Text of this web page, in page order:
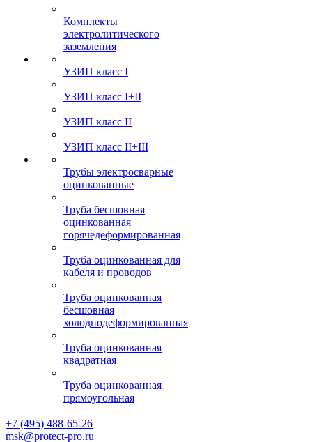
Комплекты
электролитического
заземления
УЗИП класс I
УЗИП класс I+II
УЗИП класс II
УЗИП класс II+III
Трубы электросварные
оцинкованные
Труба бесшовная
оцинкованная
горячедеформированная
Труба оцинкованная для
кабеля и проводов
Труба оцинкованная
бесшовная
холоднодеформированная
Труба оцинкованная
квадратная
Труба оцинкованная
прямоугольная
+7 (495) 488-65-26
msk@protect-pro.ru